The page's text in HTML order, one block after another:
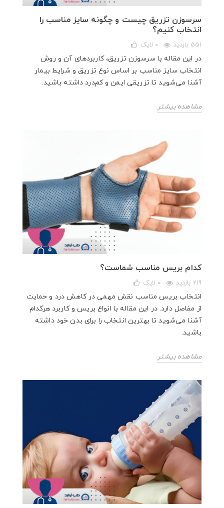
سرسوزن تزریق چیست و چگونه سایز مناسب را
انتخاب کنیم؟
551 بازدید 0 لایک
در این مقاله با سرسوزن تزریق، کاربردهای آن و روش
انتخاب سایز مناسب بر اساس نوع تزریق و شرایط بیمار
آشنا می‌شوید تا تزریقی ایمن و کم‌درد داشته باشید.
مشاهده بیشتر
کدام بریس مناسب شماست؟
219 بازدید 0 لایک
انتخاب بریس مناسب نقش مهمی در کاهش درد و حمایت
از مفاصل دارد. در این مقاله با انواع بریس و کاربرد هرکدام
آشنا می‌شوید تا بهترین انتخاب را برای بدن خود داشته
باشید.
مشاهده بیشتر